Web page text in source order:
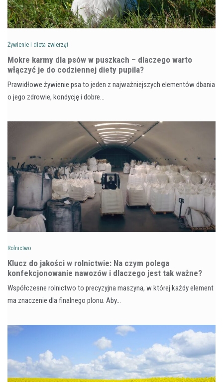
Żywienie i dieta zwierząt
Mokre karmy dla psów w puszkach – dlaczego warto
włączyć je do codziennej diety pupila?
Prawidłowe żywienie psa to jeden z najważniejszych elementów dbania
o jego zdrowie, kondycję i dobre…
Rolnictwo
Klucz do jakości w rolnictwie: Na czym polega
konfekcjonowanie nawozów i dlaczego jest tak ważne?
Współczesne rolnictwo to precyzyjna maszyna, w której każdy element
ma znaczenie dla finalnego plonu. Aby…